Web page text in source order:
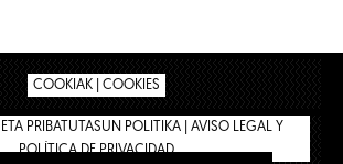
COOKIAK | COOKIES
PRIBATUTASUN POLITIKA | AVISO LEGAL Y
POLÍTICA DE PRIVACIDAD